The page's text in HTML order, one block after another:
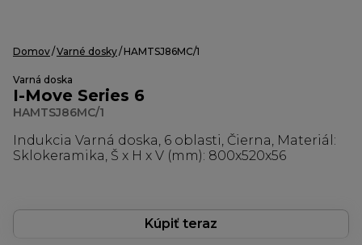
Domov Varné dosky HAMTSJ86MC/1
Varná doska
I-Move Series 6
HAMTSJ86MC/1
Indukcia Varná doska, 6 oblasti, Čierna, Materiál:
Sklokeramika, Š x H x V (mm): 800x520x56
Kúpiť teraz